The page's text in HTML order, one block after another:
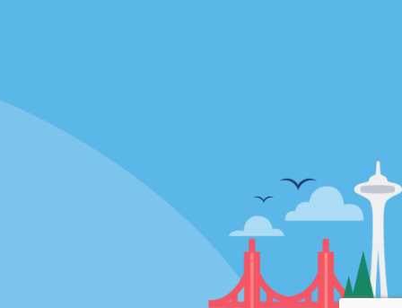
Politique de confidentialité
Politique d’utilisation des cookies
Conditions d’utilisation
Choix de confidentialité